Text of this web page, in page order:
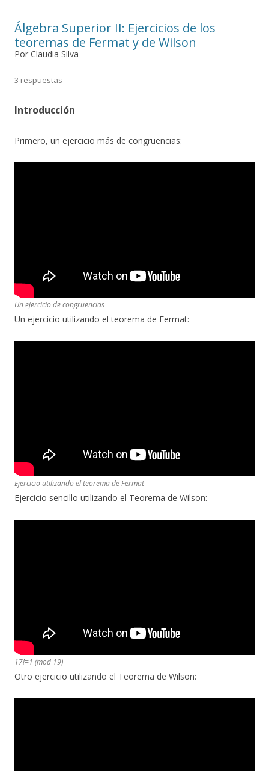
Álgebra Superior II: Ejercicios de los
teoremas de Fermat y de Wilson
Por Claudia Silva
3 respuestas
Introducción
Primero, un ejercicio más de congruencias:
Un ejercicio de congruencias
Un ejercicio utilizando el teorema de Fermat:
Ejercicio utilizando el teorema de Fermat
Ejercicio sencillo utilizando el Teorema de Wilson:
17!=1 (mod 19)
Otro ejercicio utilizando el Teorema de Wilson: